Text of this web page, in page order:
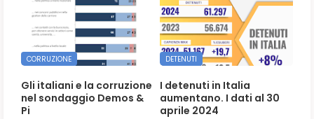
CORRUZIONE
Gli italiani e la corruzione
nel sondaggio Demos &
Pi
DETENUTI
I detenuti in Italia
aumentano. I dati al 30
aprile 2024